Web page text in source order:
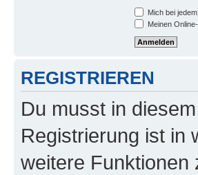
Mich bei
Meinen
REGISTRIEREN
Du musst in
Registrierung ist in
weitere Funktionen